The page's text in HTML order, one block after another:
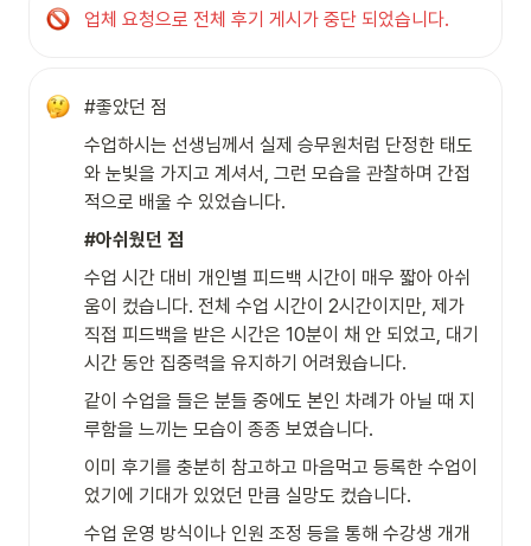
업체 요청으로 전체 후기 게시가 중단 되었습니다.
#좋았던 점
수업하시는 선생님께서 실제 승무원처럼 단정한 태도
와 눈빛을 가지고 계셔서, 그런 모습을 관찰하며 간접
적으로 배울 수 있었습니다.
#아쉬웠던 점
수업 시간 대비 개인별 피드백 시간이 매우 짧아 아쉬
움이 컸습니다. 전체 수업 시간이 2시간이지만, 제가
직접 피드백을 받은 시간은 10분이 채 안 되었고, 대기
시간 동안 집중력을 유지하기 어려웠습니다.
같이 수업을 들은 분들 중에도 본인 차례가 아닐 때 지
루함을 느끼는 모습이 종종 보였습니다.
이미 후기를 충분히 참고하고 마음먹고 등록한 수업이
었기에 기대가 있었던 만큼 실망도 컸습니다.
수업 운영 방식이나 인원 조정 등을 통해 수강생 개개